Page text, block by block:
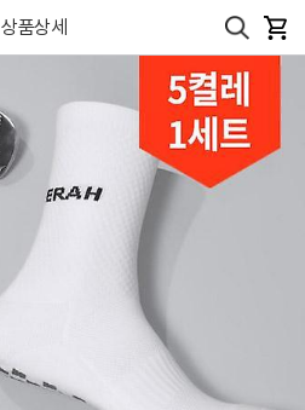
상품상세